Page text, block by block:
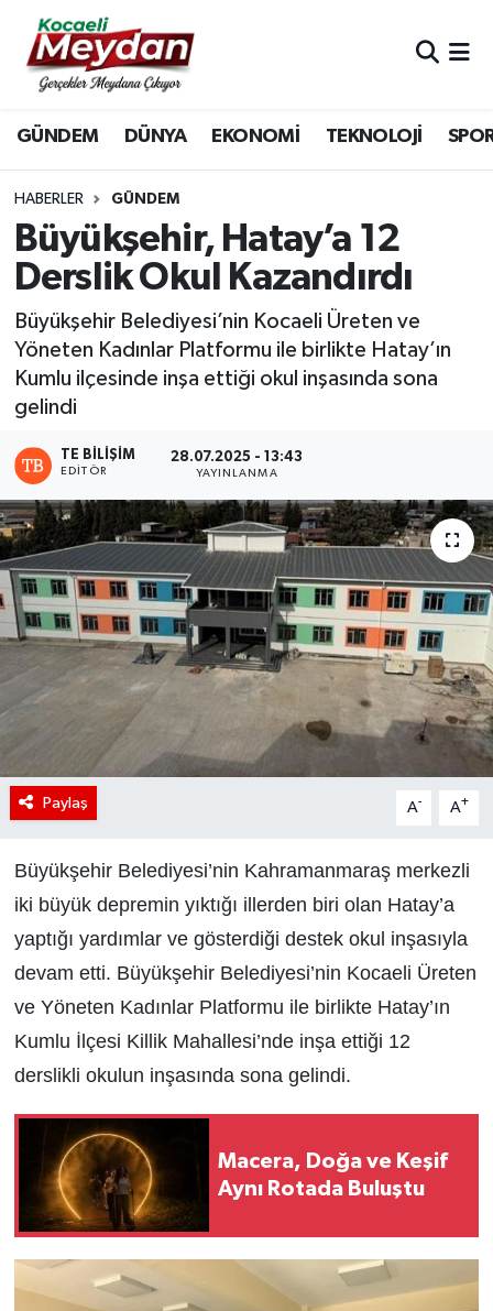
GÜNDEM DÜNYA EKONOMİ TEKNOLOJİ
HABERLER GÜNDEM
Büyükşehir, Hatay’a 12
Derslik Okul Kazandırdı
Büyükşehir Belediyesi’nin Kocaeli Üreten ve
Yöneten Kadınlar Platformu ile birlikte Hatay’ın
Kumlu ilçesinde inşa ettiği okul inşasında sona
gelindi
TE BILIŞIM
EDITÖR
28.07.2025 - 13:43
YAYINLANMA
Paylaş A- A+
Büyükşehir Belediyesi’nin Kahramanmaraş merkezli
iki büyük depremin yıktığı illerden biri olan Hatay’a
yaptığı yardımlar ve gösterdiği destek okul inşasıyla
devam etti. Büyükşehir Belediyesi’nin Kocaeli Üreten
ve Yöneten Kadınlar Platformu ile birlikte Hatay’ın
Kumlu İlçesi Killik Mahallesi’nde inşa ettiği 12
derslikli okulun inşasında sona gelindi.
Macera, Doğa ve Keşif
Aynı Rotada Buluştu
Nöbetçi Eczaneler
Hava Durumu
Trafik Durumu
Süper Lig Puan Durumu ve Fikstür
Haber Arşivi